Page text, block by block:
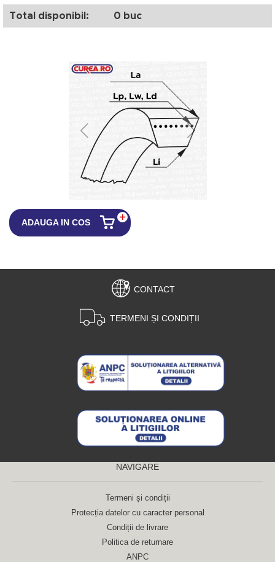
Total disponibil: 0 buc
ADAUGA IN COS
CONTACT
TERMENI ȘI CONDIȚII
NAVIGARE
Termeni și condiții
Protecția datelor cu caracter personal
Condiții de livrare
Politica de returnare
ANPC